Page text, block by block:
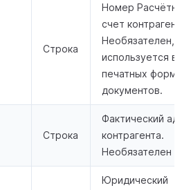
Строка
Номер Расчётный
счет контрагента.
Необязателен,
используется в
печатных формах
документов.
Строка
Фактический
контрагента.
Необязателен
Юридический